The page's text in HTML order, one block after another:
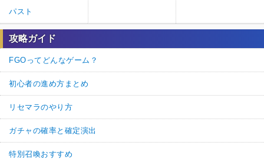
パスト
攻略ガイド
FGOってどんなゲーム？
初心者の進め方まとめ
リセマラのやり方
ガチャの確率と確定演出
特別召喚おすすめ